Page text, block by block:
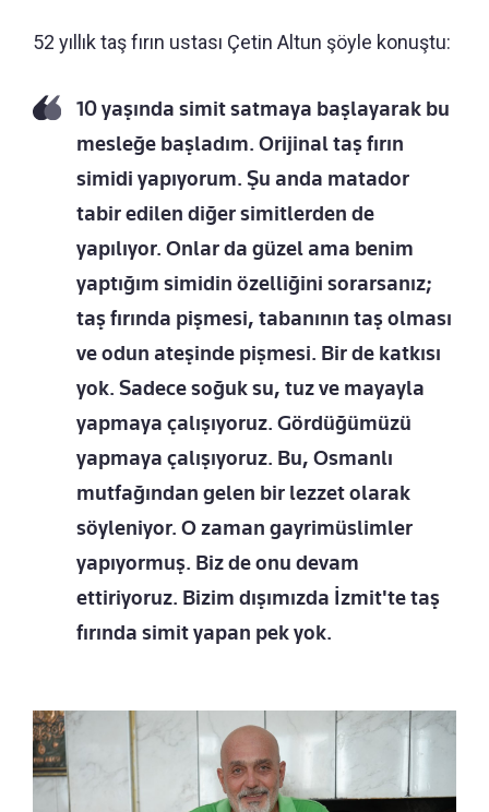
52 yıllık taş fırın ustası Çetin Altun şöyle konuştu:
10 yaşında simit satmaya başlayarak bu
mesleğe başladım. Orijinal taş fırın
simidi yapıyorum. Şu anda matador
tabir edilen diğer simitlerden de
yapılıyor. Onlar da güzel ama benim
yaptığım simidin özelliğini sorarsanız;
taş fırında pişmesi, tabanının taş olması
ve odun ateşinde pişmesi. Bir de katkısı
yok. Sadece soğuk su, tuz ve mayayla
yapmaya çalışıyoruz. Gördüğümüzü
yapmaya çalışıyoruz. Bu, Osmanlı
mutfağından gelen bir lezzet olarak
söyleniyor. O zaman gayrimüslimler
yapıyormuş. Biz de onu devam
ettiriyoruz. Bizim dışımızda İzmit'te taş
fırında simit yapan pek yok.